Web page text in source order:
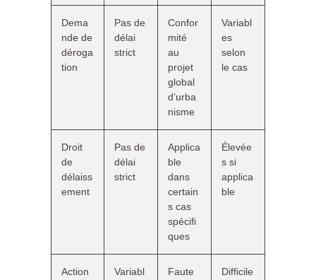
Dema
nde de
déroga
tion
Pas de
délai
strict
Confor
mité
au
projet
global
d’urba
nisme
Variabl
es
selon
le cas
Droit
de
délaiss
ement
Pas de
délai
strict
Applica
ble
dans
certain
s cas
spécifi
ques
Élevée
s si
applica
ble
Action
Variabl
Faute
Difficile